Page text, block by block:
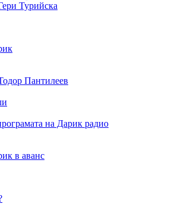
Турийска
Пантилеев
на Дарик радио
в аванс